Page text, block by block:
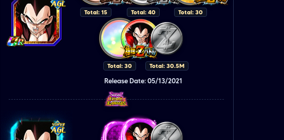
Total: 15 Total: 40 Total: 30
Total: 30 Total: 30.5M
Release Date: 05/13/2021